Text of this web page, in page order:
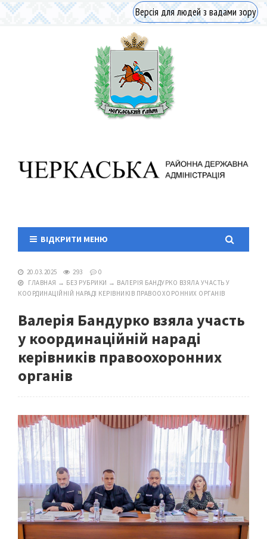
Версія для людей з вадами зору
ВІДКРИТИ МЕНЮ
20.03.2025 293
0
ГЛАВНАЯ → БЕЗ РУБРИКИ → ВАЛЕРІЯ БАНДУРКО ВЗЯЛА УЧАСТЬ У
КООРДИНАЦІЙНІЙ НАРАДІ КЕРІВНИКІВ ПРАВООХОРОННИХ ОРГАНІВ
Валерія Бандурко взяла участь
у координаційній нараді
керівників правоохоронних
органів